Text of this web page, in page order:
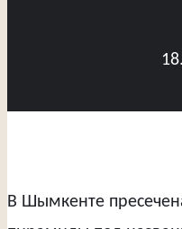
В Шымкенте